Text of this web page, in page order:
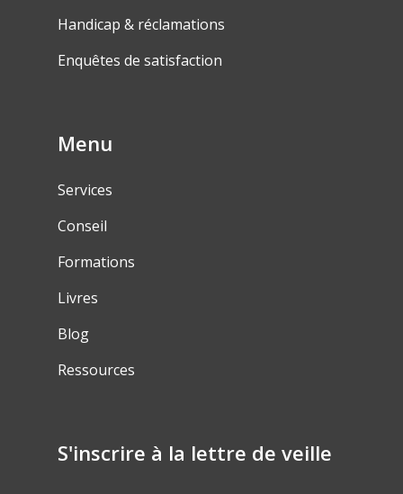
Handicap & réclamations
Enquêtes de satisfaction
Menu
Services
Conseil
Formations
Livres
Blog
Ressources
S'inscrire à la lettre de veille